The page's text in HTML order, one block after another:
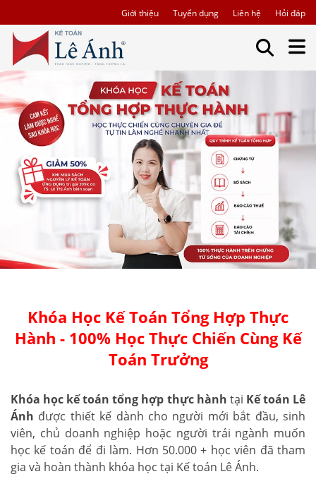
Giới thiệu Tuyển dụng Liên hệ Hỏi đáp
Khóa Học Kế Toán Tổng Hợp Thực
Hành - 100% Học Thực Chiến Cùng Kế
Toán Trưởng
Khóa học kế toán tổng hợp thực hành tại Kế toán Lê
Ánh được thiết kế dành cho người mới bắt đầu, sinh
viên, chủ doanh nghiệp hoặc người trái ngành muốn
học kế toán để đi làm. Hơn 50.000 + học viên đã tham
gia và hoàn thành khóa học tại Kế toán Lê Ánh.